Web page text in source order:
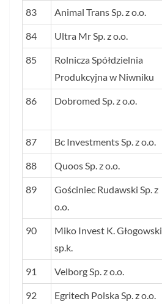
83 Animal Trans Sp. z o.o.
84 Ultra Mr Sp. z o.o.
85
Rolnicza Spółdzielnia
Produkcyjna w Niwniku
86 Dobromed Sp. z o.o.
87 Bc Investments Sp. z o.o.
88 Quoos Sp. z o.o.
89
Gościniec Rudawski Sp. z
o.o.
90
Miko Invest K. Głogowski
sp.k.
91 Velborg Sp. z o.o.
92 Egritech Polska Sp. z o.o.